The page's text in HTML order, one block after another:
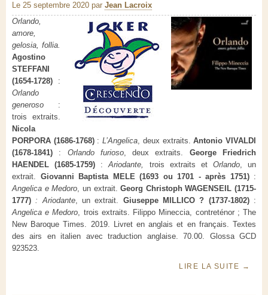
Le 25 septembre 2020 par Jean Lacroix
Orlando,
amore,
gelosia, follia.
Agostino
STEFFANI
(1654-1728) :
Orlando
generoso :
trois extraits.
Nicola
PORPORA (1686-1768):L’Angelica, deux extraits.Antonio VIVALDI
(1678-1841) : Orlando furioso, deux extraits. George Friedrich
HAENDEL (1685-1759) :Ariodante, trois extraits et Orlando, un
extrait. Giovanni Baptista MELE (1693 ou 1701 - après 1751) :
Angelica e Medoro, un extrait.Georg Christoph WAGENSEIL (1715-
1777): Ariodante, un extrait. Giuseppe MILLICO ? (1737-1802):
Angelica e Medoro, trois extraits. Filippo Mineccia, contreténor ; The
New Baroque Times. 2019. Livret en anglais et en français. Textes
des airs en italien avec traduction anglaise. 70.00. Glossa GCD
923523.
LIRE LA SUITE →